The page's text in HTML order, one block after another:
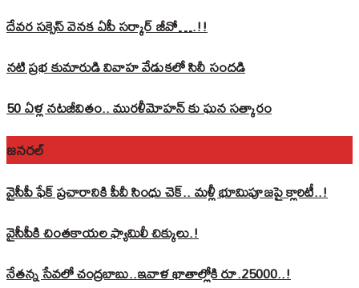
దేవర సక్సెస్‌ వెనక ఏపీ సర్కార్‌ జీవో….!!
నటి ప్రభ కుమారుడి వివాహ వేడుకలో సినీ సందడి
50 ఏళ్ల నటజీవితం.. మురళీమోహన్ కు ఘన సత్కారం
జనరల్
వైసీపీ ఫేక్ ప్రచారానికి పీవీ సింధు చెక్.. మళ్లీ భూమిపూజపై క్లారిటీ..!
వైసీపీకి చింతకాయల ఫ్యామిలీ చిక్కులు.!
నేతన్న సేవలో చంద్రబాబు..ఇవాళ ఖాతాల్లోకి రూ.25000..!